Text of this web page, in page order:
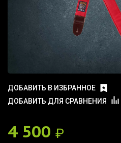
ДОБАВИТЬ В ИЗБРАННОЕ
ДОБАВИТЬ ДЛЯ СРАВНЕНИЯ
4 500 ₽